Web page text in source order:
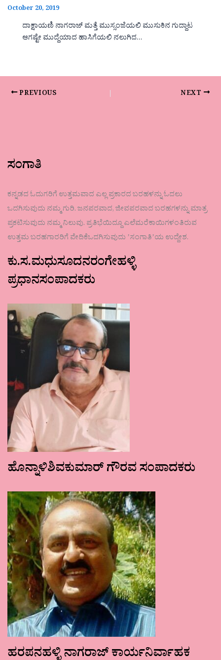
October 20, 2019
ದಾಕ್ಷಾಯಣಿ ನಾಗರಾಜ್ ಮತ್ತೆ ಮುಸ್ಸಂಜೆಯಲಿ ಮುಸುಕಿನ ಗುದ್ದಾಟ
ಆಗಷ್ಟೇ ಮುದ್ದೆಯಾದ ಹಾಸಿಗೆಯಲಿ ನಲುಗಿದ…
PREVIOUS NEXT
ಸಂಗಾತಿ
ಕನ್ನಡದ ಓದುಗರಿಗೆ ಉತ್ತಮವಾದ ಎಲ್ಲ ಪ್ರಕಾರದ ಬರಹಳನ್ನು ಓದಲು
ಒದಗಿಸುವುದು ನಮ್ಮ ಗುರಿ. ಜನಪರವಾದ, ಜೀವಪರವಾದ ಬರಹಗಳನ್ನು ಮಾತ್ರ
ಪ್ರಕಟಿಸುವುದು ನಮ್ಮ ನಿಲುವು. ಪ್ರತಿಭೆಯಿದ್ದೂ ಎಲೆಮರೆಕಾಯಿಗಳಂತಿರುವ
ಉತ್ತಮ ಬರಹಗಾರರಿಗೆ ವೇದಿಕೆಒದಗಿಸುವುದು ʼಸಂಗಾತಿʼಯ ಉದ್ದೇಶ.
ಕು.ಸ.ಮಧುಸೂದನರಂಗೇಹಳ್ಳಿ
ಪ್ರಧಾನಸಂಪಾದಕರು
ಹೊನ್ನಾಳಿಶಿವಕುಮಾರ್ ಗೌರವ ಸಂಪಾದಕರು
ಹರಪನಹಳ್ಳಿ ನಾಗರಾಜ್ ಕಾರ್ಯನಿರ್ವಾಹಕ